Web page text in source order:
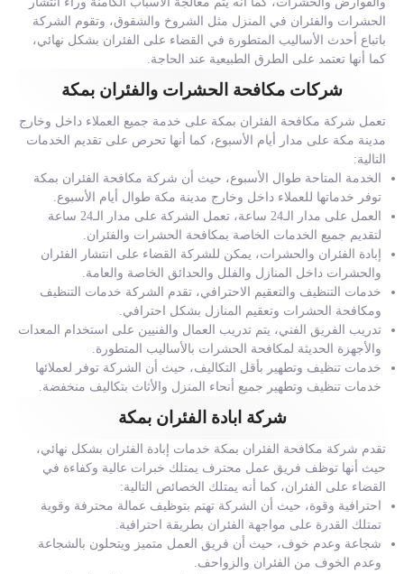
الحشرات والفئران في المنزل مثل الشروخ والشقوق، وتقوم الشركة
باتباع أحدث الأساليب المتطورة في القضاء على الفئران بشكل نهائي،
كما أنها تعتمد على الطرق الطبيعية عند الحاجة.
شركات مكافحة الحشرات والفئران بمكة
تعمل شركة مكافحة الفئران بمكة على خدمة جميع العملاء داخل وخارج
مدينة مكة على مدار أيام الأسبوع، كما أنها تحرص على تقديم الخدمات
التالية:
الخدمة المتاحة طوال الأسبوع، حيث أن شركة مكافحة الفئران بمكة
توفر خدماتها للعملاء داخل وخارج مدينة مكة طوال أيام الأسبوع.
العمل على مدار الـ24 ساعة، تعمل الشركة على مدار الـ24 ساعة
لتقديم جميع الخدمات الخاصة بمكافحة الحشرات والفئران.
إبادة الفئران والحشرات، يمكن للشركة القضاء على انتشار الفئران
والحشرات داخل المنازل والفلل والحدائق الخاصة والعامة.
خدمات التنظيف والتعقيم الاحترافي، تقدم الشركة خدمات التنظيف
ومكافحة الحشرات وتعقيم المنازل بشكل احترافي.
تدريب الفريق الفني، يتم تدريب العمال والفنيين على استخدام المعدات
والأجهزة الحديثة لمكافحة الحشرات بالأساليب المتطورة.
خدمات تنظيف وتطهير بأقل التكاليف، حيث أن الشركة توفر لعملائها
خدمات تنظيف وتطهير جميع أنحاء المنزل والأثاث بتكاليف منخفضة.
شركة ابادة الفئران بمكة
تقدم شركة مكافحة الفئران بمكة خدمات إبادة الفئران بشكل نهائي،
حيث أنها توظف فريق عمل محترف يمتلك خبرات عالية وكفاءة في
القضاء على الفئران، كما أنه يمتلك الخصائص التالية:
احترافية وقوة، حيث أن الشركة تهتم بتوظيف عمالة محترفة وقوية
تمتلك القدرة على مواجهة الفئران بطريقة احترافية.
شجاعة وعدم خوف، حيث أن فريق العمل متميز ويتحلون بالشجاعة
وعدم الخوف من الفئران والزواحف.